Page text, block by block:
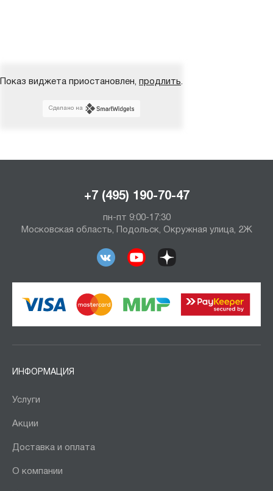
Показ виджета приостановлен, продлить.
Сделано на
+7 (495) 190-70-47
пн-пт 9:00-17:30
Московская область, Подольск, Окружная улица, 2Ж
ИНФОРМАЦИЯ
Услуги
Акции
Доставка и оплата
О компании